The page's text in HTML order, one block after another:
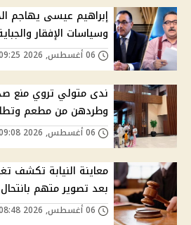
إبراهيم عيسى يهاجم
وسياسات الإفقار
ندى متولي تروي منع
وطردهن من مطعم
معاينة النيابة تكشف
بعد تصوير متهم